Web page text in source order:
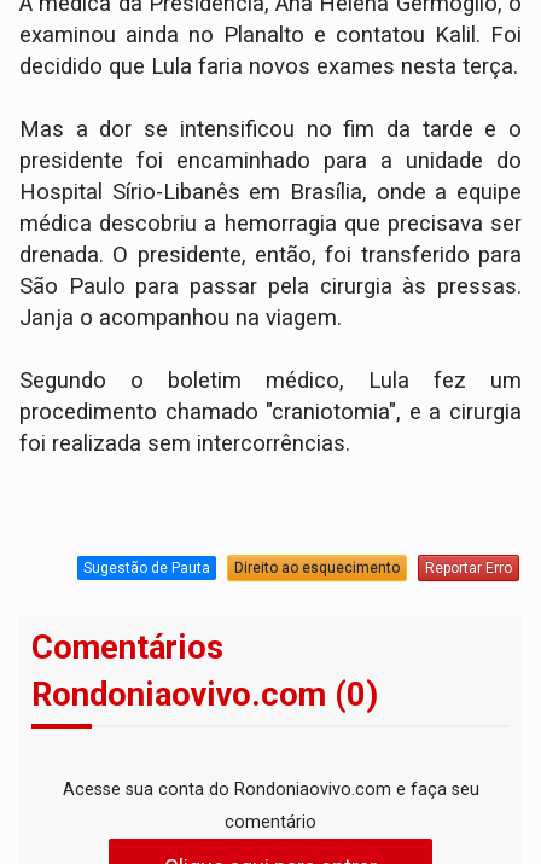
examinou ainda no Planalto e contatou Kalil. Foi
decidido que Lula faria novos exames nesta terça.
Mas a dor se intensificou no fim da tarde e o
presidente foi encaminhado para a unidade do
Hospital Sírio-Libanês em Brasília, onde a equipe
médica descobriu a hemorragia que precisava ser
drenada. O presidente, então, foi transferido para
São Paulo para passar pela cirurgia às pressas.
Janja o acompanhou na viagem.
Segundo o boletim médico, Lula fez um
procedimento chamado "craniotomia", e a cirurgia
foi realizada sem intercorrências.
Sugestão de Pauta Direito ao esquecimento Reportar Erro
Comentários
Rondoniaovivo.com (0)
Acesse sua conta do Rondoniaovivo.com e faça seu
comentário